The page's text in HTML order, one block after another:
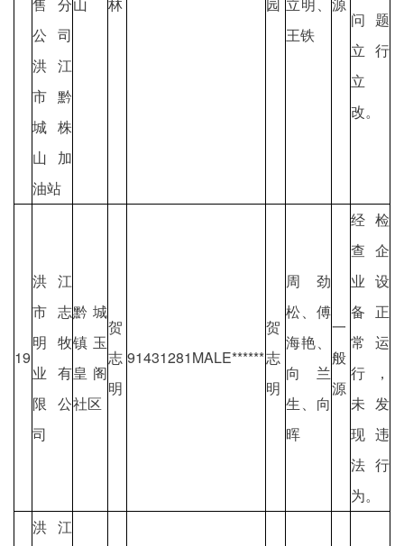
公司
洪江
市黔
城株
山加
油站
王铁
问题
立行
立
改。
19
洪江
市志
明牧
业有
限公
司
黔城
镇玉
皇阁
社区
贺
志
明
91431281MALE******
贺
志
明
周劲
松、傅
海艳、
向兰
生、向
晖
一
般
源
经检
查企
业设
备正
常运
行，
未发
现违
法行
为。
洪江